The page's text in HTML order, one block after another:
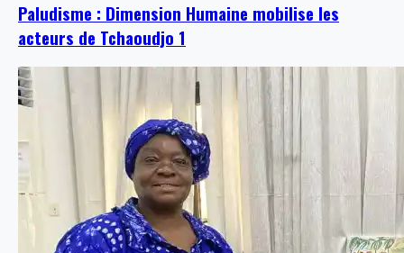
Paludisme : Dimension Humaine mobilise les
acteurs de Tchaoudjo 1